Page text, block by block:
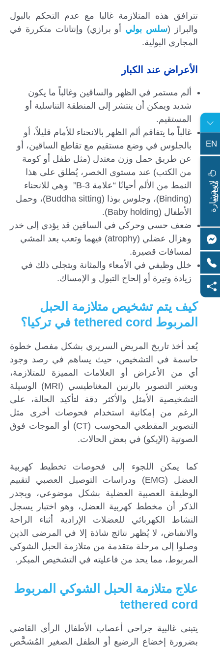
تترافق هذه المتلازمة غالبا مع عدم التحكم بالبول
والبراز (سلس بولي أو برازي) وإنتانات متكررة في
المجاري البولية.
الأعراض عند الكبار
ألم مستمر في الظهر والساقين وغالباً ما يكون
شديد ويمكن أن ينتشر إلى المنطقة التناسلية أو
المستقيم.
غالباً ما يتفاقم ألم الظهر بالانحناء للأمام قليلاً، أو
بالجلوس في وضع مستقيم مع تقاطع الساقين، أو
عن طريق حمل وزن معتدل (مثل طفل أو كومة
من الكتب) عند مستوى الخصر، يُطلق على هذا
النمط من الألم أحيانًا “علامة 3-B” وهي للانحناء
(Binding)، وجلوس بوذا (Buddha sitting)، وحمل
الأطفال (Baby holding).
ضعف حسي وحركي في الساقين قد يؤدي إلى خدر
وهزال عضلي (atrophy) فيهما وتعب بعد المشي
لمسافات قصيرة.
خلل وظيفي في الأمعاء والمثانة ويتجلى ذلك في
زيادة وتيرة أو إلحاح التبول و الإمساك.
كيف يتم تشخيص متلازمة الحبل
المربوط tethered cord في تركيا؟
يُعد أخذ تاريخ المريض السريري بشكل مفصل خطوة
حاسمة في التشخيص، حيث يساهم في رصد وجود
أي من الأعراض أو العلامات المميزة للمتلازمة،
ويعتبر التصوير بالرنين المغناطيسي (MRI) الوسيلة
التشخيصية الأمثل والأكثر دقة لتأكيد الحالة، على
الرغم من إمكانية استخدام فحوصات أخرى مثل
التصوير المقطعي المحوسب (CT) أو الموجات فوق
الصوتية (الإيكو) في بعض الحالات.
كما يمكن اللجوء إلى فحوصات تخطيط كهربية
العضل (EMG) ودراسات التوصيل العصبي لتقييم
الوظيفة العصبية العضلية بشكل موضوعي، ويجدر
الذكر أن مخطط كهربية العضل، وهو اختبار يسجل
النشاط الكهربائي للعضلات الإرادية أثناء الراحة
والانقباض، لا يُظهر نتائج شاذة إلا في المرضى الذين
وصلوا إلى مرحلة متقدمة من متلازمة الحبل الشوكي
المربوط، مما يحد من فاعليته في التشخيص المبكر.
علاج متلازمة الحبل الشوكي المربوط
tethered cord
يتبنى غالبية جراحي أعصاب الأطفال الرأي القاضي
بضرورة إخضاع الرضيع أو الطفل الصغير المُشخَّص
EN
ل
ا
س
ت
ش
ا
ر
ة
م
ج
ا
ن
ي
ة